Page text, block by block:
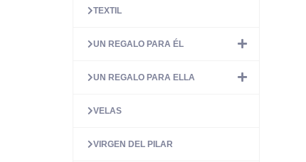
TEXTIL
UN REGALO PARA ÉL
UN REGALO PARA ELLA
VELAS
VIRGEN DEL PILAR